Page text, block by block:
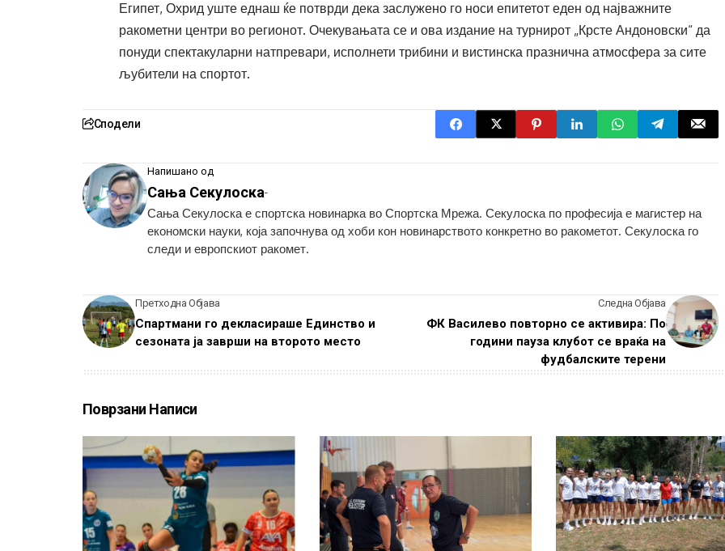
Египет, Охрид уште еднаш ќе потврди дека заслужено го носи епитетот еден од најважните
ракометни центри во регионот. Очекувањата се и ова издание на турнирот „Крсте Андоновски“ да
понуди спектакуларни натпревари, исполнети трибини и вистинска празнична атмосфера за сите
љубители на спортот.
Сподели
Напишано од
Сања Секулоска-
Сања Секулоска е спортска новинарка во Спортска Мрежа. Секулоска по професија е магистер на
економски науки, која започнува од хоби кон новинарството конкретно во ракометот. Секулоска го
следи и европскиот ракомет.
Претходна Објава
Спартмани го декласираше Единство и
сезоната ја заврши на второто место
Следна Објава
ФК Василево повторно се активира: По
години пауза клубот се враќа на
фудбалските терени
Поврзани Написи